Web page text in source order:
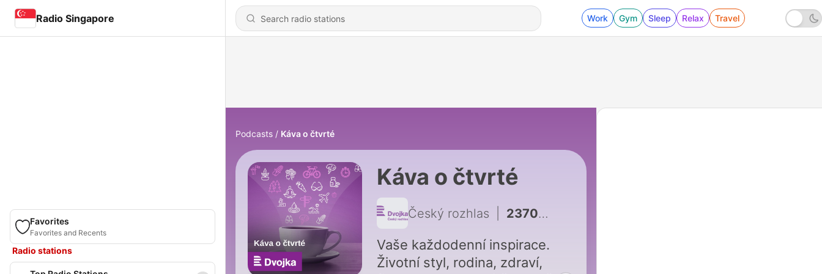
Radio Singapore Work Gym Sleep Relax Travel
Favorites
Favorites and Recents
Radio stations
Podcasts Káva o čtvrté
Káva o čtvrté
Český rozhlas 2370 - Vaše každodenní inspirace: Počasí letošního léta
Vaše každodenní inspirace.
Životní styl, rodina, zdraví,